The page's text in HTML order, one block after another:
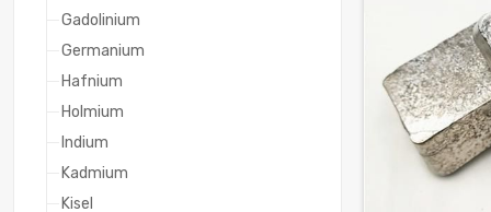
Gadolinium
Germanium
Hafnium
Holmium
Indium
Kadmium
Kisel